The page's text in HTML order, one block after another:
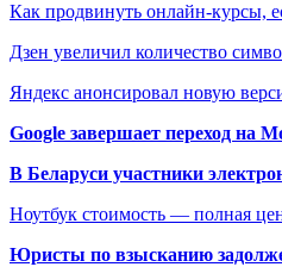
Как продвинуть онлайн-курсы,
Дзен увеличил количество
Яндекс анонсировал новую
Google завершает переход на
В Беларуси участники
Ноутбук стоимость — полная
Юристы по взысканию